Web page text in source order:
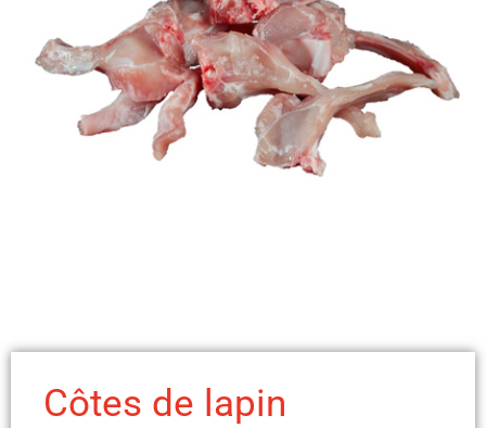
Côtes de lapin